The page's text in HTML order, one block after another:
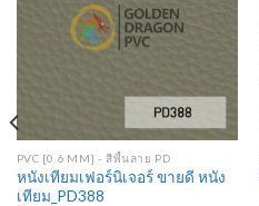
Wishlist
PVC [0.6 MM] - สีพื้นลาย PD
หนังเทียมเฟอร์นิเจอร์ ขายดี หนัง
เทียม_PD388